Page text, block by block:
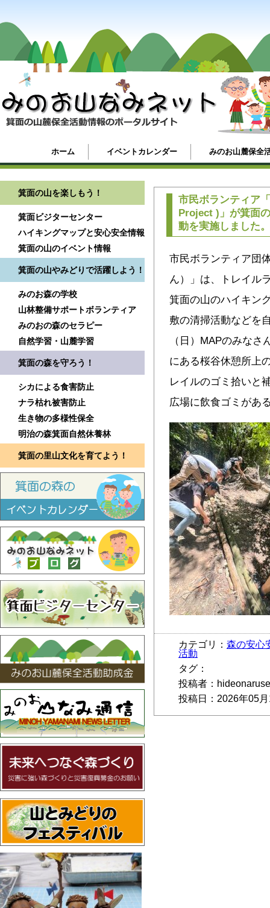
ホーム イベントカレンダー みのお山麓保全
箕面の山を楽しもう！
箕面ビジターセンター
ハイキングマップと安心安全情報
箕面の山のイベント情報
箕面の山やみどりで活躍しよう！
みのお森の学校
山林整備サポートボランティア
みのおの森のセラピー
自然学習・山麓学習
箕面の森を守ろう！
シカによる食害防止
ナラ枯れ被害防止
生き物の多様性保全
明治の森箕面自然休養林
箕面の里山文化を育てよう！
市民ボランティア
Project )」が箕面
動を実施しました。
市民ボランティア団
ん）」は、トレイル
箕面の山のハイキン
敷の清掃活動などを
（日）MAPのみな
にある桜谷休憩所上
レイルのゴミ拾いと
広場に飲食ゴミがあ
カテゴリ： 森の安心
活動
タグ：
投稿者：hideonaruse
投稿日：2026年05